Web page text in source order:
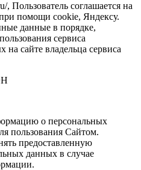
, Пользователь соглашается на
помощи cookie, Яндексу.
данные в порядке,
сервиса
сайте владельца сервиса
о персональных
пользования Сайтом.
предоставленную
данных в случае